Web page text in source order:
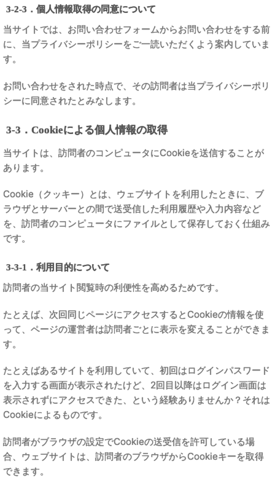
3-2-3．個人情報取得の同意について
当サイトでは、お問い合わせフォームからお問い合わせをする前
に、当プライバシーポリシーをご一読いただくよう案内していま
す。
お問い合わせをされた時点で、その訪問者は当プライバシーポリ
シーに同意されたとみなします。
3-3．Cookieによる個人情報の取得
当サイトは、訪問者のコンピュータにCookieを送信することが
あります。
Cookie（クッキー）とは、ウェブサイトを利用したときに、ブ
ラウザとサーバーとの間で送受信した利用履歴や入力内容など
を、訪問者のコンピュータにファイルとして保存しておく仕組み
です。
3-3-1．利用目的について
訪問者の当サイト閲覧時の利便性を高めるためです。
たとえば、次回同じページにアクセスするとCookieの情報を使
って、ページの運営者は訪問者ごとに表示を変えることができま
す。
たとえばあるサイトを利用していて、初回はログインパスワード
を入力する画面が表示されたけど、2回目以降はログイン画面は
表示されずにアクセスできた、という経験ありませんか？それは
Cookieによるものです。
訪問者がブラウザの設定でCookieの送受信を許可している場
合、ウェブサイトは、訪問者のブラウザからCookieキーを取得
できます。